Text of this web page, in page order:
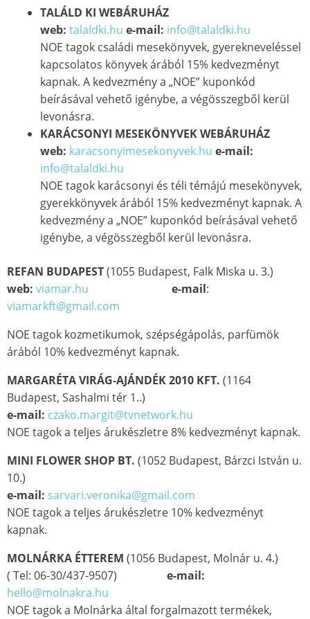
TALÁLD KI WEBÁRUHÁZ
web: talaldki.hu e-mail: info@talaldki.hu
NOE tagok családi mesekönyvek, gyerekneveléssel
kapcsolatos könyvek árából 15% kedvezményt
kapnak. A kedvezmény a „NOE” kuponkód
beírásával vehető igénybe, a végösszegből kerül
levonásra.
KARÁCSONYI MESEKÖNYVEK WEBÁRUHÁZ
web: karacsonyimesekonyvek.hu e-mail:
info@talaldki.hu
NOE tagok karácsonyi és téli témájú mesekönyvek,
gyerekkönyvek árából 15% kedvezményt kapnak. A
kedvezmény a „NOE” kuponkód beírásával vehető
igénybe, a végösszegből kerül levonásra.
REFAN BUDAPEST(1055 Budapest, Falk Miska u. 3.)
web: viamar.hu e-mail:
viamarkft@gmail.com
NOE tagok kozmetikumok, szépségápolás, parfümök
árából 10% kedvezményt kapnak.
MARGARÉTA VIRÁG-AJÁNDÉK 2010 KFT. (1164
Budapest, Sashalmi tér 1..)
e-mail: czako.margit@tvnetwork.hu
NOE tagok a teljes árukészletre 8% kedvezményt kapnak.
MINI FLOWER SHOP BT. (1052 Budapest, Bárzci István u.
10.)
e-mail: sarvari.veronika@gmail.com
NOE tagok a teljes árukészletre 10% kedvezményt
kapnak.
MOLNÁRKA ÉTTEREM (1056 Budapest, Molnár u. 4.)
( Tel: 06-30/437-9507) e-mail:
hello@molnakra.hu
NOE tagok a Molnárka által forgalmazott termékek,